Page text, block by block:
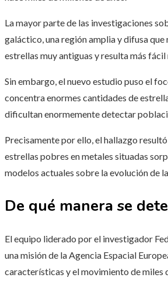
La mayor parte de las investigaciones
galáctico, una región amplia y difusa
estrellas muy antiguas y resulta más
Sin embargo, el nuevo estudio puso el
concentra enormes cantidades de
dificultan enormemente detectar
Precisamente por ello, el hallazgo
estrellas pobres en metales situadas
modelos actuales sobre la evolución de
De qué manera se
El equipo liderado por el investigador
una misión de la Agencia Espacial
características y el movimiento de miles